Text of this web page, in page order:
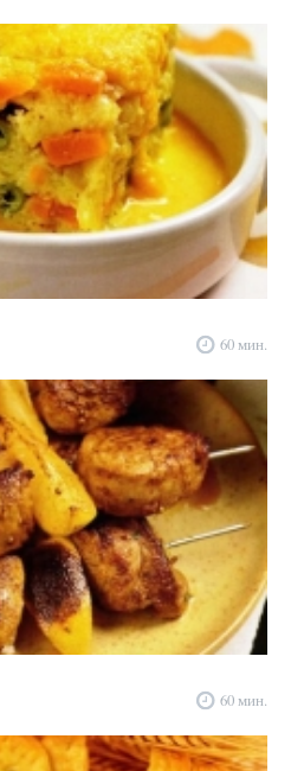
60 мин.
60 мин.